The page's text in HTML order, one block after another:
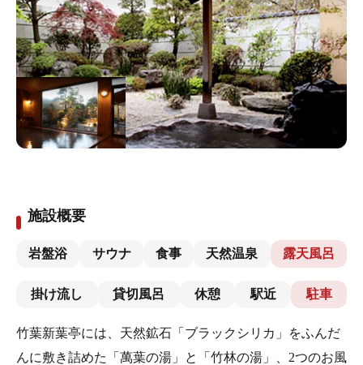
施設概要
岩盤浴 サウナ 食事 天然温泉 露天風呂
掛け流し 貸切風呂 休憩 駅近 駐車
竹葉新葉亭には、天然鉱石「ブラックシリカ」をふんだ
んに敷き詰めた「萬葉の湯」と「竹林の湯」、2つのお風